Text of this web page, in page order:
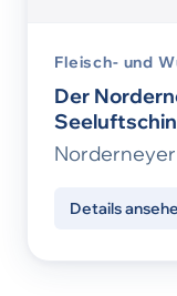
Fleisch- und
Der
Norderneyer
Details